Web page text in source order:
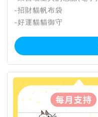
-招財貓帆布袋
-好運貓貓御守